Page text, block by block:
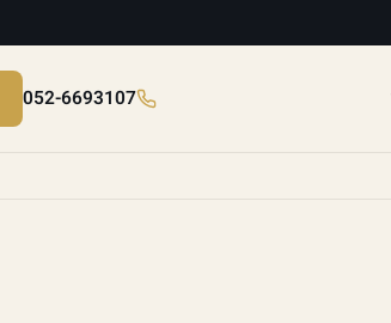
052-6693107